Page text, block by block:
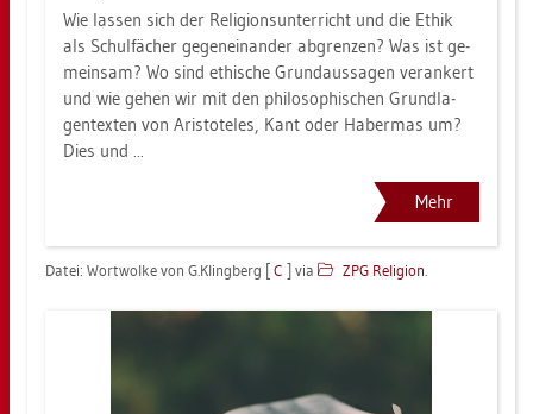
Wie las­sen sich der Re­li­gi­ons­un­ter­richt und die Ethik
als Schul­fä­cher ge­gen­ein­an­der ab­gren­zen? Was ist ge­
mein­sam? Wo sind ethi­sche Grund­aus­sa­gen ver­an­kert
und wie gehen wir mit den phi­lo­so­phi­schen Grund­la­
gen­tex­ten von Aris­to­te­les, Kant oder Ha­ber­mas um?
Dies und ...
Mehr
Datei: Wort­wol­ke von G.​Klingberg [C ] via ZPG Re­li­gi­on